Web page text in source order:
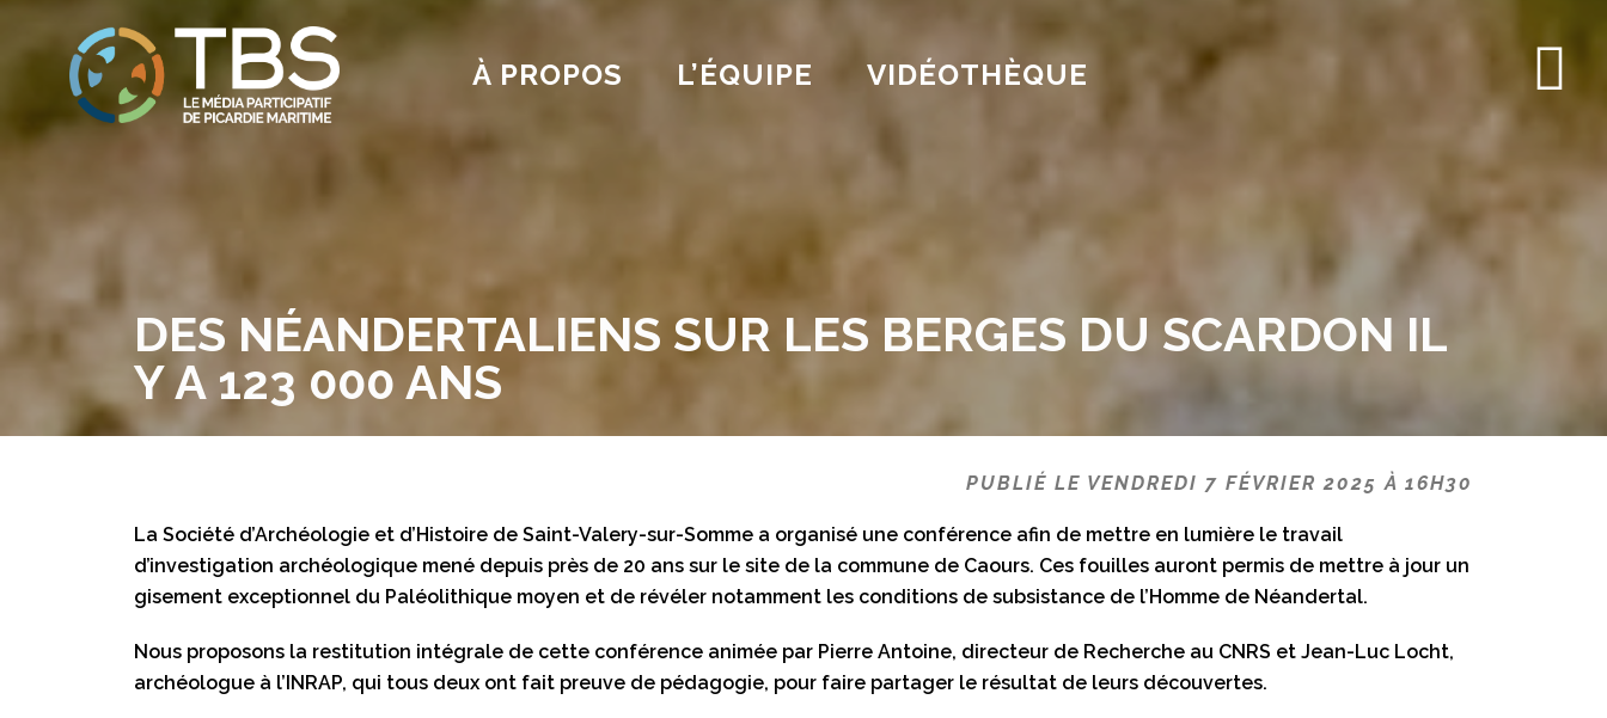
À PROPOS L’ÉQUIPE VIDÉOTHÈQUE
DES NÉANDERTALIENS SUR LES BERGES DU SCARDON IL
Y A 123 000 ANS
PUBLIÉ LE VENDREDI 7 FÉVRIER 2025 À 16H30
La Société d’Archéologie et d’Histoire de Saint-Valery-sur-Somme a organisé une conférence afin de mettre en lumière le travail
d’investigation archéologique mené depuis près de 20 ans sur le site de la commune de Caours. Ces fouilles auront permis de mettre à jour un
gisement exceptionnel du Paléolithique moyen et de révéler notamment les conditions de subsistance de l’Homme de Néandertal.
Nous proposons la restitution intégrale de cette conférence animée par Pierre Antoine, directeur de Recherche au CNRS et Jean-Luc Locht,
archéologue à l’INRAP, qui tous deux ont fait preuve de pédagogie, pour faire partager le résultat de leurs découvertes.